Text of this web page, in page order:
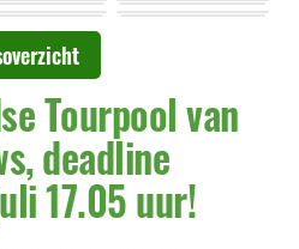
Tourpool van
deadline
17.05 uur!